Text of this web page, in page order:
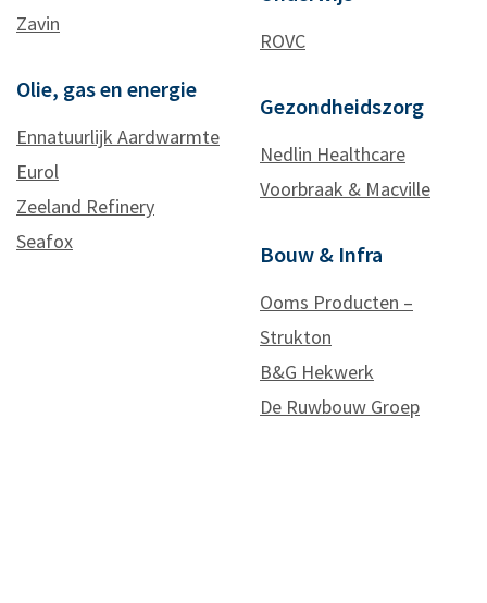
Zavin
Olie, gas en energie
Ennatuurlijk Aardwarmte
Eurol
Zeeland Refinery
Seafox
ROVC
Gezondheidszorg
Nedlin Healthcare
Voorbraak & Macville
Bouw & Infra
Ooms Producten –
Strukton
B&G Hekwerk
De Ruwbouw Groep